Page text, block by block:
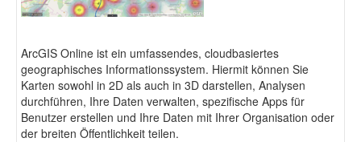
ArcGIS Online ist ein umfassendes, cloudbasiertes
geographisches Informationssystem. Hiermit können Sie
Karten sowohl in 2D als auch in 3D darstellen, Analysen
durchführen, Ihre Daten verwalten, spezifische Apps für
Benutzer erstellen und Ihre Daten mit Ihrer Organisation oder
der breiten Öffentlichkeit teilen.